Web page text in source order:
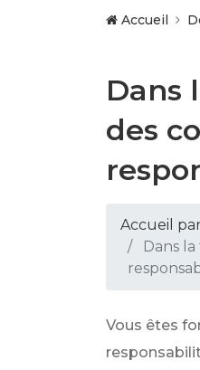
Accueil
Dans
des
Accueil
Dans
Vous êtes